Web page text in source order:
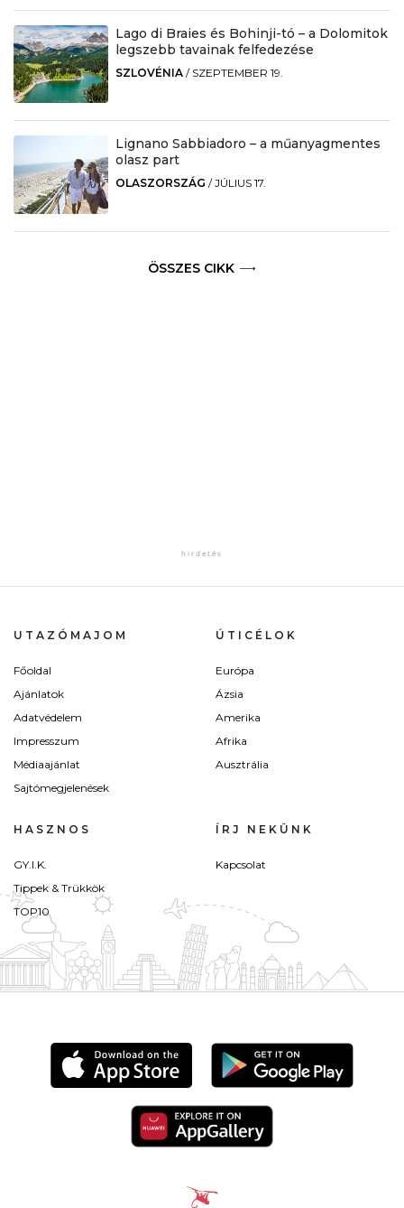
Lago di Braies és Bohinji-tó – a Dolomitok
legszebb tavainak felfedezése
SZLOVÉNIA / SZEPTEMBER 19.
Lignano Sabbiadoro – a műanyagmentes
olasz part
OLASZORSZÁG /JÚLIUS 17.
ÖSSZES CIKK
UTAZÓMAJOM
Főoldal
Ajánlatok
Adatvédelem
Impresszum
Médiaajánlat
Sajtómegjelenések
ÚTICÉLOK
Európa
Ázsia
Amerika
Afrika
Ausztrália
HASZNOS
GY.I.K.
Tippek & Trükkök
TOP10
ÍRJ NEKÜNK
Kapcsolat